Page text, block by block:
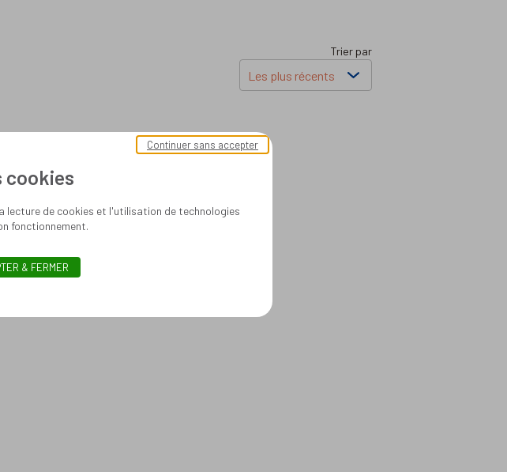
Trier par
cookies
lecture de cookies et l'utilisation de technologies
fonctionnement.
Continuer sans accepter
& FERMER